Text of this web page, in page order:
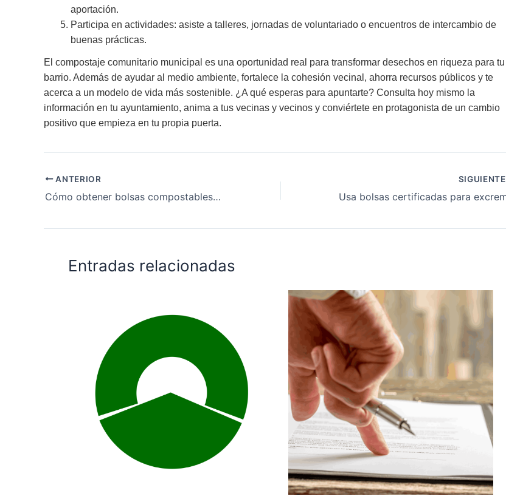
aportación.
Participa en actividades: asiste a talleres, jornadas de voluntariado o encuentros de intercambio de
buenas prácticas.
El compostaje comunitario municipal es una oportunidad real para transformar desechos en riqueza para tu
barrio. Además de ayudar al medio ambiente, fortalece la cohesión vecinal, ahorra recursos públicos y te
acerca a un modelo de vida más sostenible. ¿A qué esperas para apuntarte? Consulta hoy mismo la
información en tu ayuntamiento, anima a tus vecinas y vecinos y conviértete en protagonista de un cambio
positivo que empieza en tu propia puerta.
ANTERIOR
Cómo obtener bolsas compostables gratuitas en tu distrito
SIGUIENTE
Entradas relacionadas